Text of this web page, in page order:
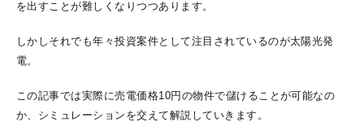
を出すことが難しくなりつつあります。
しかしそれでも年々投資案件として注目されているのが太陽光発
電。
この記事では実際に売電価格10円の物件で儲けることが可能なの
か、シミュレーションを交えて解説していきます。